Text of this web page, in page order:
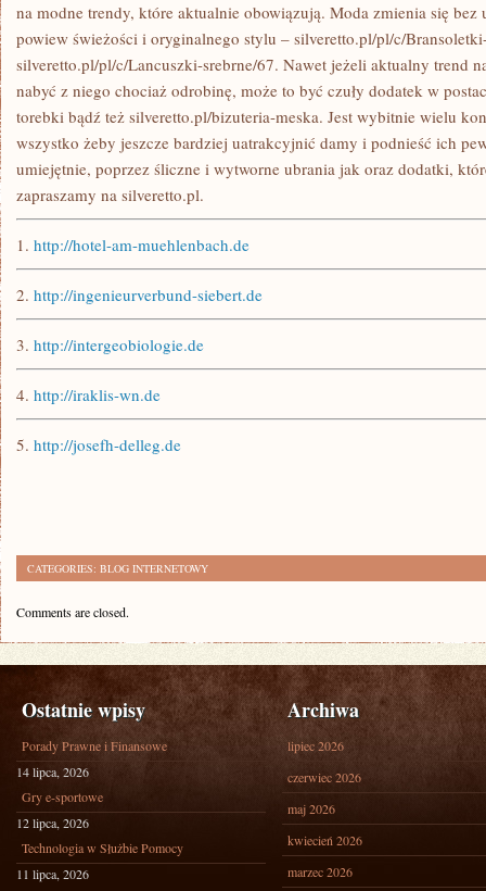
na modne trendy, które aktualnie obowiązują. Moda zmienia się bez
powiew świeżości i oryginalnego stylu – silveretto.pl/pl/c/
silveretto.pl/pl/c/Lancuszki-srebrne/67. Nawet jeżeli aktualny trend
nabyć z niego chociaż odrobinę, może to być czuły dodatek w
torebki bądź też silveretto.pl/bizuteria-meska. Jest wybitnie wielu
wszystko żeby jeszcze bardziej uatrakcyjnić damy i podnieść ich
umiejętnie, poprzez śliczne i wytworne ubrania jak oraz dodatki,
zapraszamy na silveretto.pl.
1. http://hotel-am-muehlenbach.de
2. http://ingenieurverbund-siebert.de
3. http://intergeobiologie.de
4. http://iraklis-wn.de
5. http://josefh-delleg.de
CATEGORIES: BLOG INTERNETOWY
Comments are closed.
Ostatnie wpisy
Porady Prawne i Finansowe
14 lipca, 2026
Gry e-sportowe
12 lipca, 2026
Technologia w Służbie Pomocy
11 lipca, 2026
Archiwa
lipiec 2026
czerwiec 2026
maj 2026
kwiecień 2026
marzec 2026